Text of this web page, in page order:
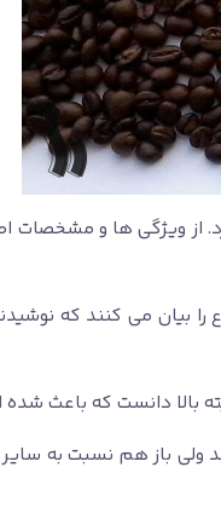
تولید و فروش قهوه معرفی
را بیان می کنند که
بالا دانست که باعث
ولی باز هم نسبت به